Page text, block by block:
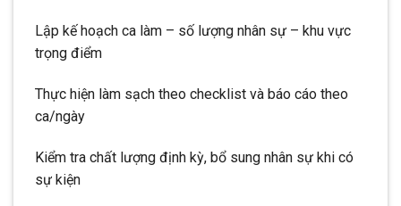
Lập kế hoạch ca làm – số lượng nhân sự – khu vực
trọng điểm
Thực hiện làm sạch theo checklist và báo cáo theo
ca/ngày
Kiểm tra chất lượng định kỳ, bổ sung nhân sự khi có
sự kiện